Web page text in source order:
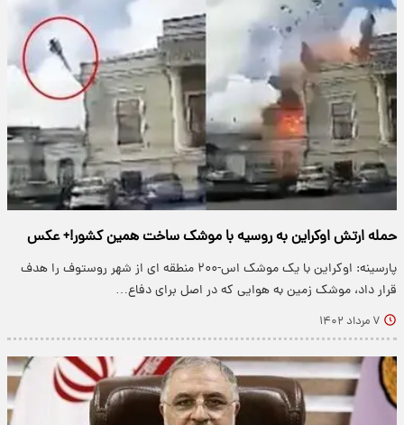
حمله ارتش اوکراین به روسیه با موشک ساخت همین کشور!+ عکس
پارسینه: اوکراین با یک موشک اس-۲۰۰ منطقه ای از شهر روستوف را هدف
قرار داد، موشک زمین‌ به هوایی که در اصل برای دفاع…
۷ مرداد ۱۴۰۲